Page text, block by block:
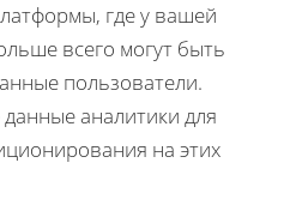
где у вашей
всего могут быть
пользователи.
аналитики для
на этих